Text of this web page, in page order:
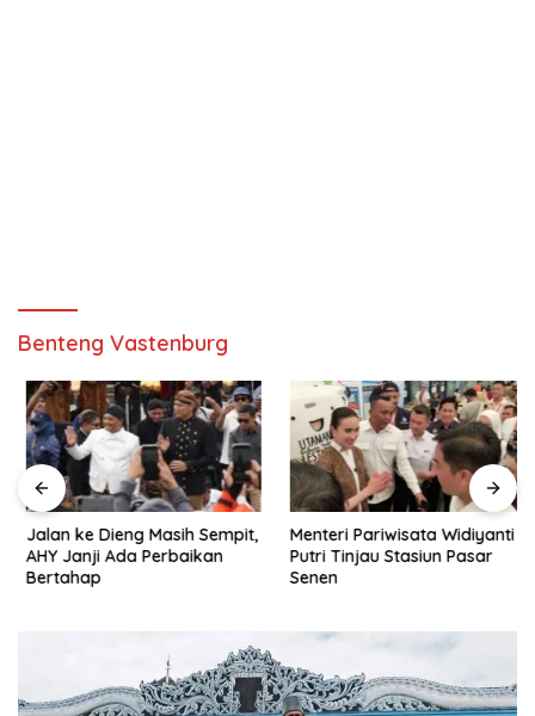
Benteng Vastenburg
Jalan ke Dieng Masih Sempit,
AHY Janji Ada Perbaikan
Bertahap
Menteri Pariwisata Widiyanti
Putri Tinjau Stasiun Pasar
Senen